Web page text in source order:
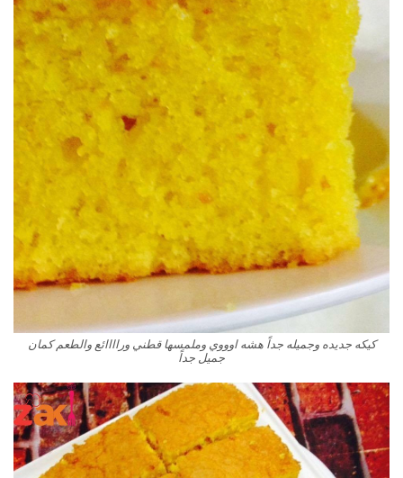
كيكه جديده وجميله جداً هشه اوووي وملمسها قطني وراااائع والطعم كمان
جميل جداً